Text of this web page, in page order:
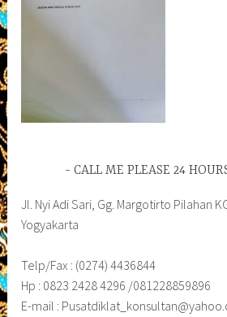
CALL ME PLEASE 24
Jl. Nyi Adi Sari, Gg. Margotirto Pilahan
Yogyakarta
Telp/Fax : (0274) 4436844
Hp : 0823 2428 4296 /081228859896
E-mail :